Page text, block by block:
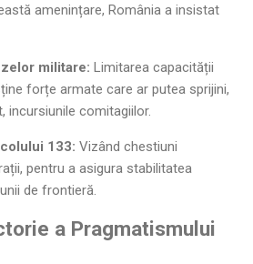
amenințare, România a insistat
militare: Limitarea capacității
forțe armate care ar putea sprijini,
incursiunile comitagiilor.
133: Vizând chestiuni
pentru a asigura stabilitatea
de frontieră.
a Pragmatismului